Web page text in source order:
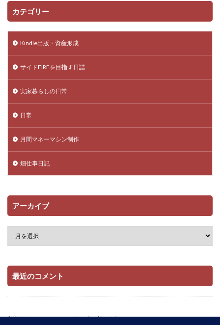
カテゴリー
Kindle出版・資産形成
サイドFIREを目指す日誌
実家暮らしの日常
日常
月間マネーマシン制作
畑仕事日記
アーカイブ
最近のコメント
当サイトはAmazonアソシエイト・プログラムおよび